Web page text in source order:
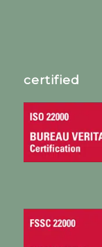
certified